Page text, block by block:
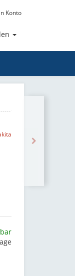
Konto